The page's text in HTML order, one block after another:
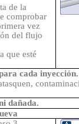
de la
comprobar
vez
del flujo
que esté
cada inyección.
dañada.